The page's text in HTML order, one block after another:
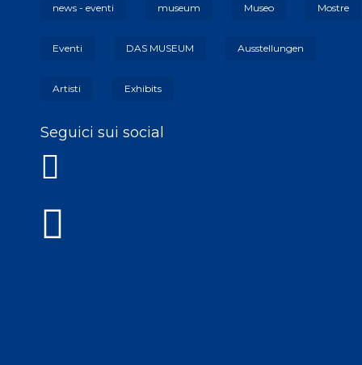
news - eventi museum Museo Mostre
Eventi DAS MUSEUM Ausstellungen
Artisti Exhibits
Seguici sui social